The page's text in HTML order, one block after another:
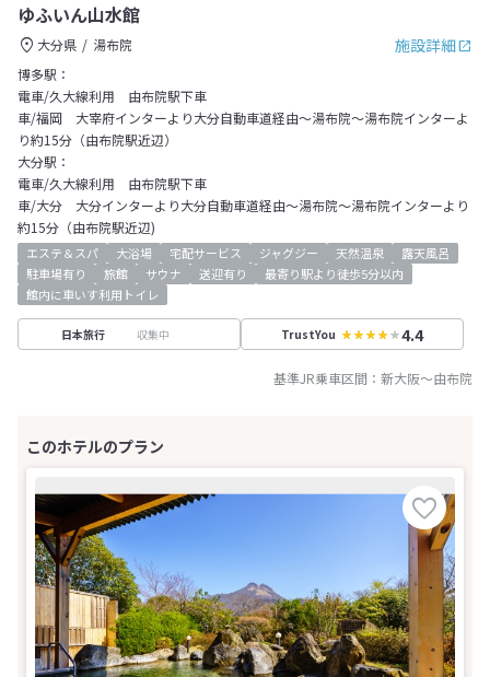
ゆふいん山水館
施設詳細
大分県
湯布院
博多駅：
電車/久大線利用 由布院駅下車
車/福岡 大宰府インターより大分自動車道経由～湯布院～湯布院インターよ
り約15分（由布院駅近辺）
大分駅：
電車/久大線利用 由布院駅下車
車/大分 大分インターより大分自動車道経由～湯布院～湯布院インターより
約15分（由布院駅近辺)
エステ＆スパ 大浴場 宅配サービス ジャグジー 天然温泉
露天風呂
駐車場有り
旅館 サウナ 送迎有り
最寄り駅より徒歩5分以内
館内に車いす利用トイレ
日本旅行 収集中 TrustYou 4.4
基準JR乗車区間： 新大阪～由布院